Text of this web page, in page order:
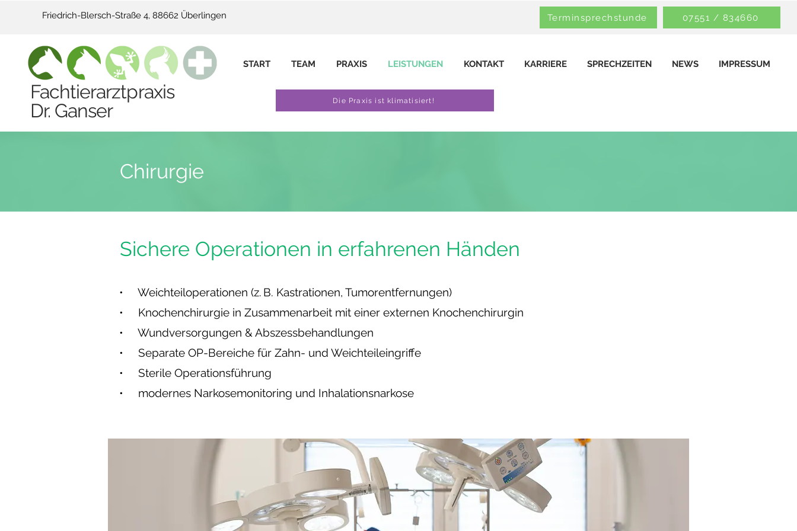
Friedrich-Blersch-Straße 4, 88662 Überlingen Terminsprechstunde 07551 / 834660
START TEAM PRAXIS LEISTUNGEN KONTAKT KARRIERE SPRECHZEITEN NEWS IMPRESSUM
Fachtierarztpraxis
Dr. Ganser
Die Praxis ist klimatisiert!
Chirurgie
Sichere Operationen in erfahrenen Händen
• Weichteiloperationen (z. B. Kastrationen, Tumorentfernungen)
• Knochenchirurgie in Zusammenarbeit mit einer externen Knochenchirurgin
• Wundversorgungen & Abszessbehandlungen
• Separate OP-Bereiche für Zahn- und Weichteileingriffe
• Sterile Operationsführung
• modernes Narkosemonitoring und Inhalationsnarkose